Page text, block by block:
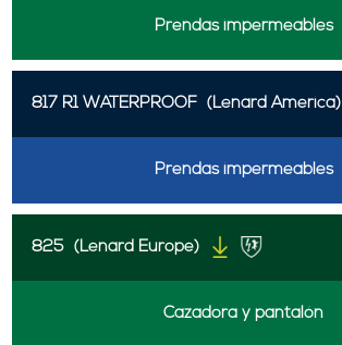
Prendas impermeables
817 R1 WATERPROOF (Lenard America)
Prendas impermeables
825 (Lenard Europe)
Cazadora y pantalón